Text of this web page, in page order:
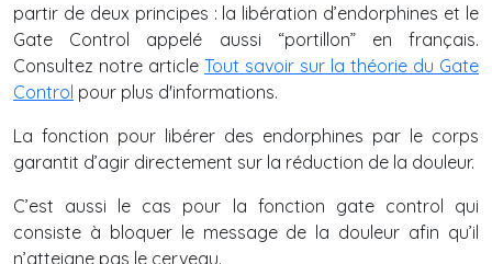
partir de deux principes : la libération d’endorphines et le
Gate Control appelé aussi “portillon” en français.
Consultez notre article Tout savoir sur la théorie du Gate
Control pour plus d'informations.
La fonction pour libérer des endorphines par le corps
garantit d’agir directement sur la réduction de la douleur.
C’est aussi le cas pour la fonction gate control qui
consiste à bloquer le message de la douleur afin qu’il
n’atteigne pas le cerveau.